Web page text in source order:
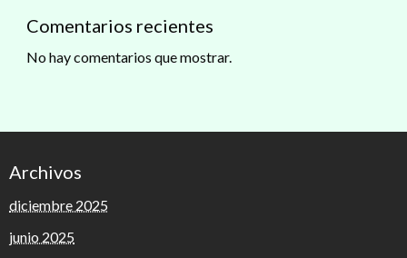
Comentarios recientes
No hay comentarios que mostrar.
Archivos
diciembre 2025
junio 2025